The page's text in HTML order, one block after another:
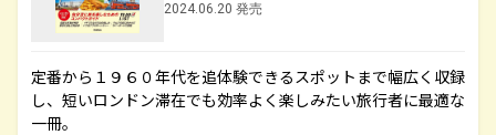
2024.06.20 発売
定番から１９６０年代を追体験できるスポットまで幅広く収録
し、短いロンドン滞在でも効率よく楽しみたい旅行者に最適な
一冊。